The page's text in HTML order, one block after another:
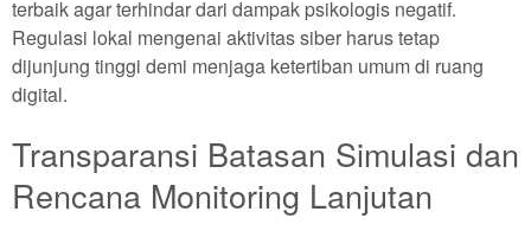
terbaik agar terhindar dari dampak psikologis negatif.
Regulasi lokal mengenai aktivitas siber harus tetap
dijunjung tinggi demi menjaga ketertiban umum di ruang
digital.
Transparansi Batasan Simulasi dan
Rencana Monitoring Lanjutan